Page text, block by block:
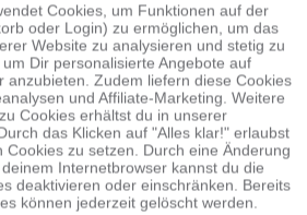
ähnlich ...mehr
Aktiv
Inaktiv
Inaktiv
Inaktiv
Cookies, um Funktionen auf der
oder Login) zu ermöglichen, um das
Website zu analysieren und stetig zu
Dir personalisierte Angebote auf
anzubieten. Zudem liefern diese Cookies
und Affiliate-Marketing. Weitere
Cookies erhältst du in unserer
das Klicken auf "Alles klar!" erlaubst
Cookies zu setzen. Durch eine Änderung
Internetbrowser kannst du die
deaktivieren oder einschränken. Bereits
können jederzeit gelöscht werden.